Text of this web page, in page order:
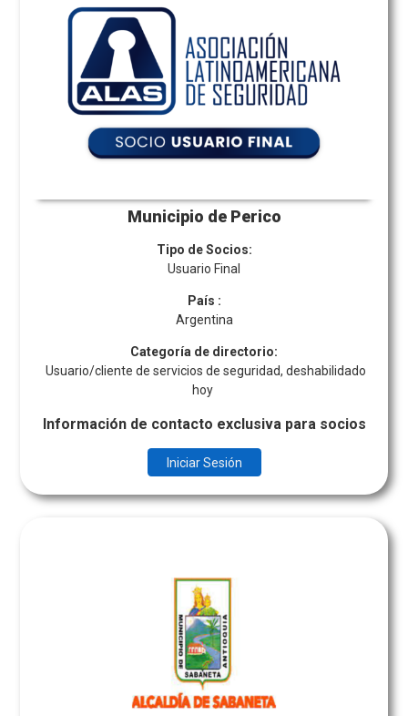
Municipio de Perico
Tipo de Socios:
Usuario Final
País :
Argentina
Categoría de directorio:
Usuario/cliente de servicios de seguridad, deshabilidado
hoy
Información de contacto exclusiva para socios
Iniciar Sesión